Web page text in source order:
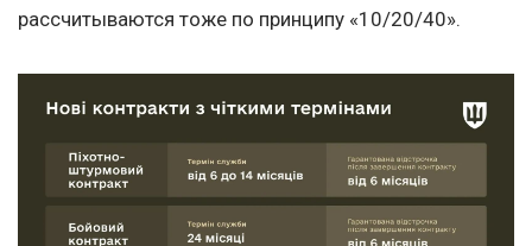
рассчитываются тоже по принципу «10/20/40».